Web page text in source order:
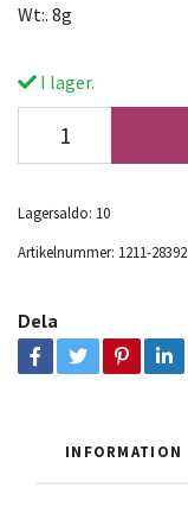
Wt:. 8g
I lager.
Lagersaldo: 10
Artikelnummer: 1211-28392
Dela
INFORMATION